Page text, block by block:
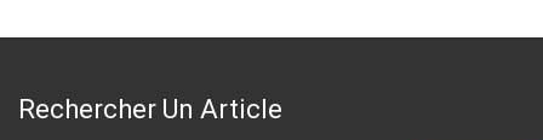
Rechercher Un Article